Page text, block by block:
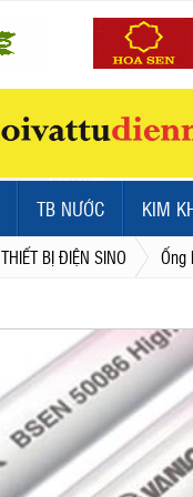
TB NƯỚC KIM
THIẾT BỊ ĐIỆN SINO Ống